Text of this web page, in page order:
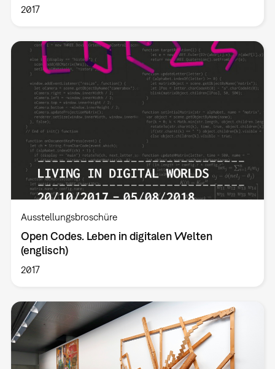
2017
Ausstellungsbroschüre
Open Codes. Leben in digitalen Welten
(englisch)
2017